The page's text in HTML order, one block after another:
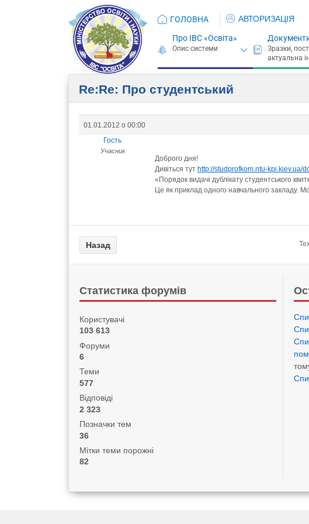
ГОЛОВНА АВТОРИЗАЦІЯ
Про ІВС «Освіта»
Re:Re: Про студентський
01.01.2012 о 00:00
Гость
Учасник
Доброго дня!
Дивіться тут http://studprofkom.ntu-kpi.kiev.ua/
«Порядок видачі дублікату студентського
Це як приклад одного навчального закладу.
Статистика форумів
Користувачі
103 613
Форуми
6
Теми
577
Відповіді
2 323
Позначки тем
36
Мітки теми порожні
82